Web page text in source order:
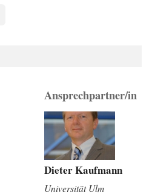
Ansprechpartner/in
Dieter Kaufmann
Universität Ulm